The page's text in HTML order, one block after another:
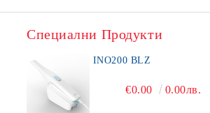
Специални Продукти
INO200 BLZ
€0.00 0.00лв.